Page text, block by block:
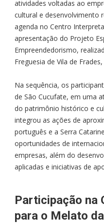
atividades voltadas ao
cultural e desenvolvimento
agenda no Centro
apresentação do Projeto
Empreendedorismo,
Freguesia de Vila de
Na sequência, os
de São Cucufate, em uma
do patrimônio histórico e
integrou as ações de
português e a Serra
oportunidades de
empresas, além do
aplicadas e iniciativas de
Participação na
para o Melato